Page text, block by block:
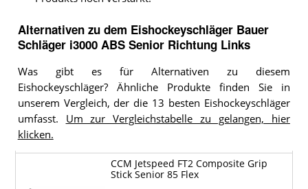
Alternativen zu dem Eishockeyschläger Bauer
Schläger i3000 ABS Senior Richtung Links
Was gibt es für Alternativen zu diesem
Eishockeyschläger? Ähnliche Produkte finden Sie in
unserem Vergleich, der die 13 besten Eishockeyschläger
umfasst. Um zur Vergleichstabelle zu gelangen, hier
klicken.
CCM Jetspeed FT2 Composite Grip
Stick Senior 85 Flex